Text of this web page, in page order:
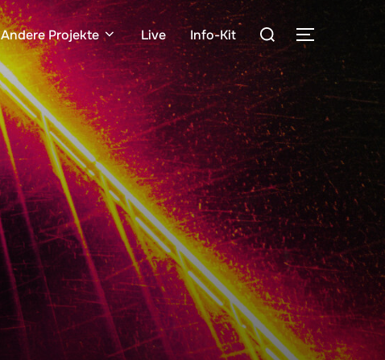
Andere Projekte Live Info-Kit
Suchen
nach: